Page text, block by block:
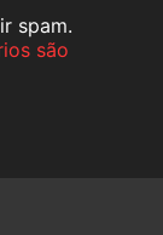
spam.
são